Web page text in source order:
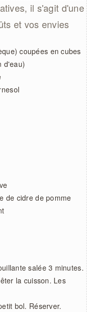
il s'agit d'une
et vos envies
coupées en cubes
d'eau)
de cidre de pomme
salée 3 minutes.
la cuisson. Les
bol. Réserver.